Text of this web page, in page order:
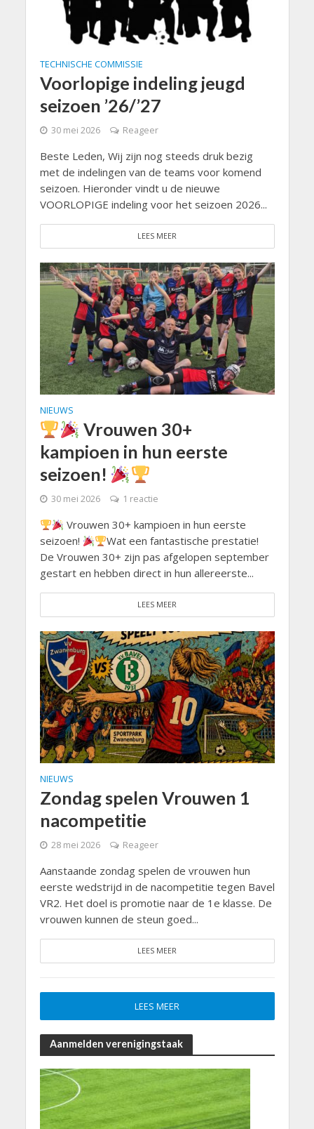
TECHNISCHE COMMISSIE
Voorlopige indeling jeugd
seizoen ’26/’27
30 mei 2026 Reageer
Beste Leden, Wij zijn nog steeds druk bezig
met de indelingen van de teams voor komend
seizoen. Hieronder vindt u de nieuwe
VOORLOPIGE indeling voor het seizoen 2026...
LEES MEER
NIEUWS
Vrouwen 30+
kampioen in hun eerste
seizoen!
30 mei 2026 1 reactie
Vrouwen 30+ kampioen in hun eerste
seizoen!
Wat een fantastische prestatie!
De Vrouwen 30+ zijn pas afgelopen september
gestart en hebben direct in hun allereerste...
LEES MEER
NIEUWS
Zondag spelen Vrouwen 1
nacompetitie
28 mei 2026 Reageer
Aanstaande zondag spelen de vrouwen hun
eerste wedstrijd in de nacompetitie tegen Bavel
VR2. Het doel is promotie naar de 1e klasse. De
vrouwen kunnen de steun goed...
LEES MEER
LEES MEER
Aanmelden verenigingstaak